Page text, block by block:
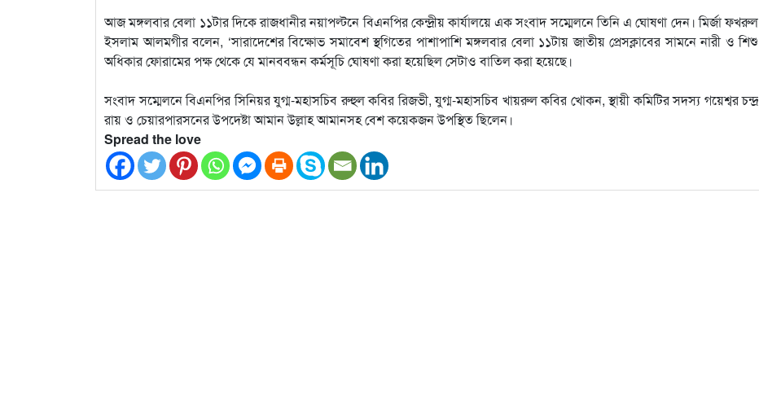
আজ মঙ্গলবার বেলা ১১টার দিকে রাজধানীর নয়াপল্টনে বিএনপির কেন্দ্রীয় কার্যালয়ে এক সংবাদ সম্মেলনে তিনি এ ঘোষণা দেন। মির্জা ফখরুল
ইসলাম আলমগীর বলেন, ‘সারাদেশের বিক্ষোভ সমাবেশ স্থগিতের পাশাপাশি মঙ্গলবার বেলা ১১টায় জাতীয় প্রেসক্লাবের সামনে নারী ও শিশু
অধিকার ফোরামের পক্ষ থেকে যে মানববন্ধন কর্মসূচি ঘোষণা করা হয়েছিল সেটাও বাতিল করা হয়েছে।
সংবাদ সম্মেলনে বিএনপির সিনিয়র যুগ্ম-মহাসচিব রুহুল কবির রিজভী, যুগ্ম-মহাসচিব খায়রুল কবির খোকন, স্থায়ী কমিটির সদস্য গয়েশ্বর চন্দ্র
রায় ও চেয়ারপারসনের উপদেষ্টা আমান উল্লাহ আমানসহ বেশ কয়েকজন উপস্থিত ছিলেন।
Spread the love